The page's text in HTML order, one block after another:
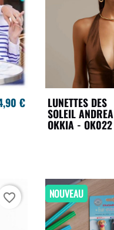
€ LUNETTES DES
SOLEIL ANDREA
OKKIA - OK022
favorite_border NOUVEAU